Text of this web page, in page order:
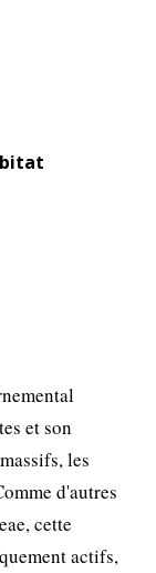
et son
les
d'autres
cette
actifs,